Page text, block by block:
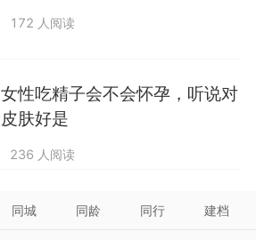
172 人阅读
女性吃精子会不会怀孕，听说对
皮肤好是
236 人阅读
同城 同龄 同行 建档